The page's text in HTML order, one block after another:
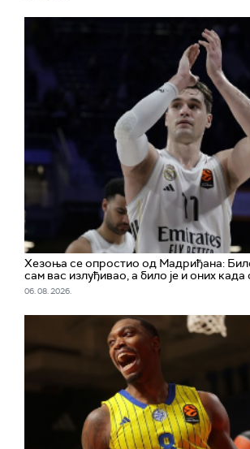
Хезоња се опростио од Мадриђана:
сам вас излуђивао, а било је и оних када
06. 08. 2026.